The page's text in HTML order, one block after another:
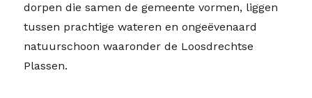
dorpen die samen de gemeente vormen, liggen
tussen prachtige wateren en ongeëvenaard
natuurschoon waaronder de Loosdrechtse
Plassen.